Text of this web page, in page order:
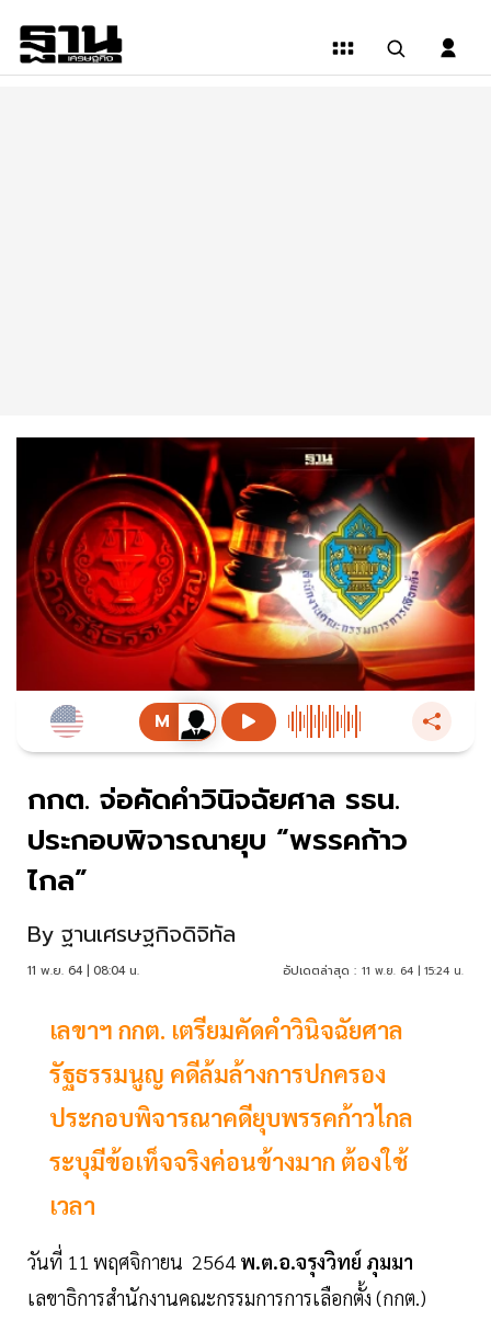
กกต. จ่อคัดคำวินิจฉัยศาล รธน.
ประกอบพิจารณายุบ “พรรคก้าว
ไกล”
By ฐานเศรษฐกิจดิจิทัล
11 พ.ย. 64 | 08:04 น. อัปเดตล่าสุด : 11 พ.ย. 64 | 15:24 น.
เลขาฯ กกต. เตรียมคัดคำวินิจฉัยศาล
รัฐธรรมนูญ คดีล้มล้างการปกครอง
ประกอบพิจารณาคดียุบพรรคก้าวไกล
ระบุมีข้อเท็จจริงค่อนข้างมาก ต้องใช้
เวลา
วันที่ 11 พฤศจิกายน 2564 พ.ต.อ.จรุงวิทย์ ภุมมา
เลขาธิการสำนักงานคณะกรรมการการเลือกตั้ง (กกต.)